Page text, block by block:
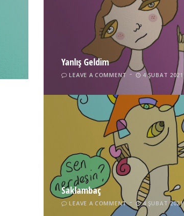
Yanlış Geldim
LEAVE A COMMENT 4 ŞUBAT 2021
Saklambaç
LEAVE A COMMENT 4 ŞUBAT 2021